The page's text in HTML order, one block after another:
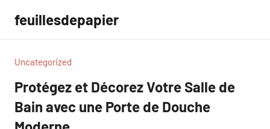
contenu
feuillesdepapier
Uncategorized
Protégez et Décorez Votre Salle de
Bain avec une Porte de Douche